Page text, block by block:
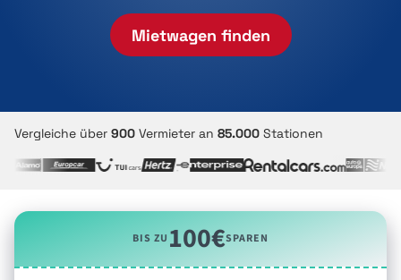
Mietwagen finden
Vergleiche über 900 Vermieter an 85.000 Stationen
BIS ZU100€SPAREN